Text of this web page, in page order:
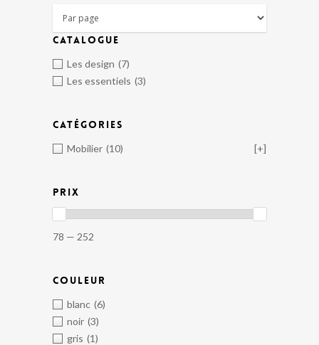
CATALOGUE
Les design (7)
Les essentiels (3)
CATÉGORIES
Mobilier (10) [+]
PRIX
78 — 252
COULEUR
blanc (6)
noir (3)
gris (1)